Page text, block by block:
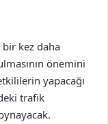
bir kez daha
önemini
yapacağı
trafik